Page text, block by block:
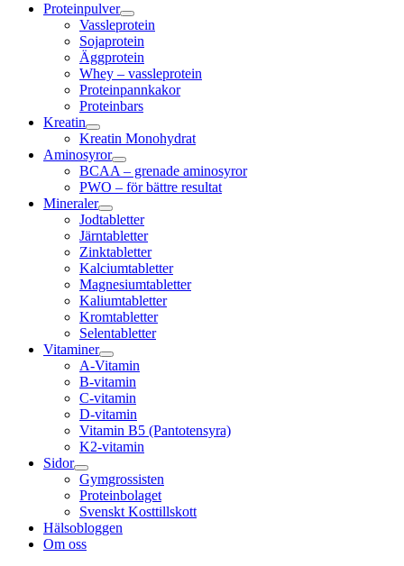
Proteinpulver
Vassleprotein
Sojaprotein
Äggprotein
Whey – vassleprotein
Proteinpannkakor
Proteinbars
Kreatin
Kreatin Monohydrat
Aminosyror
BCAA – grenade aminosyror
PWO – för bättre resultat
Mineraler
Jodtabletter
Järntabletter
Zinktabletter
Kalciumtabletter
Magnesiumtabletter
Kaliumtabletter
Kromtabletter
Selentabletter
Vitaminer
A-Vitamin
B-vitamin
C-vitamin
D-vitamin
Vitamin B5 (Pantotensyra)
K2-vitamin
Sidor
Gymgrossisten
Proteinbolaget
Svenskt Kosttillskott
Hälsobloggen
Om oss